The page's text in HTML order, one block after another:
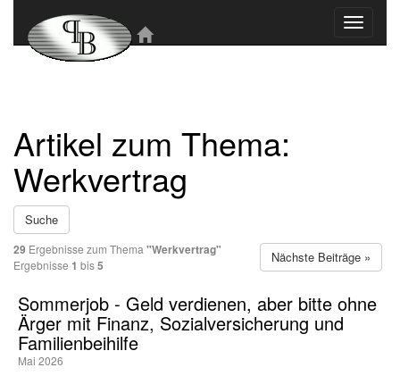
Toggle
Artikel zum Thema:
Werkvertrag
Suche
29 Ergebnisse zum Thema "Werkvertrag"
Ergebnisse 1 bis5 Nächste Beiträge »
Sommerjob - Geld verdienen, aber bitte ohne
Ärger mit Finanz, Sozialversicherung und
Familienbeihilfe
Mai 2026